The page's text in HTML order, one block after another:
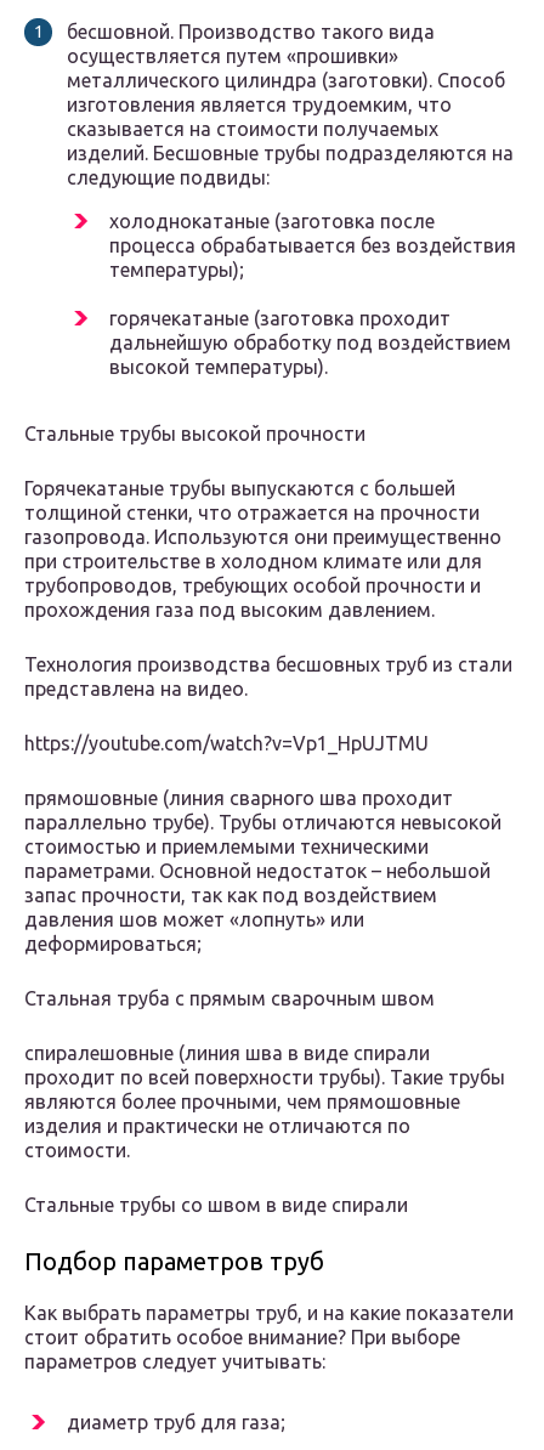
бесшовной. Производство такого вида
осуществляется путем «прошивки»
металлического цилиндра (заготовки). Способ
изготовления является трудоемким, что
сказывается на стоимости получаемых
изделий. Бесшовные трубы подразделяются на
следующие подвиды:
холоднокатаные (заготовка после
процесса обрабатывается без воздействия
температуры);
горячекатаные (заготовка проходит
дальнейшую обработку под воздействием
высокой температуры).
Стальные трубы высокой прочности
Горячекатаные трубы выпускаются с большей
толщиной стенки, что отражается на прочности
газопровода. Используются они преимущественно
при строительстве в холодном климате или для
трубопроводов, требующих особой прочности и
прохождения газа под высоким давлением.
Технология производства бесшовных труб из стали
представлена на видео.
https://youtube.com/watch?v=Vp1_HpUJTMU
прямошовные (линия сварного шва проходит
параллельно трубе). Трубы отличаются невысокой
стоимостью и приемлемыми техническими
параметрами. Основной недостаток – небольшой
запас прочности, так как под воздействием
давления шов может «лопнуть» или
деформироваться;
Стальная труба с прямым сварочным швом
спиралешовные (линия шва в виде спирали
проходит по всей поверхности трубы). Такие трубы
являются более прочными, чем прямошовные
изделия и практически не отличаются по
стоимости.
Стальные трубы со швом в виде спирали
Подбор параметров труб
Как выбрать параметры труб, и на какие показатели
стоит обратить особое внимание? При выборе
параметров следует учитывать:
диаметр труб для газа;